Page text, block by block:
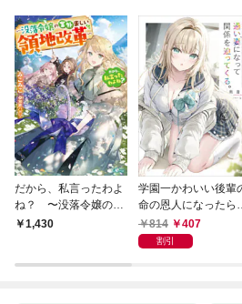
だから、私言ったわよ
ね？ 〜没落令嬢の案
外楽しい領地改革〜
1,430
学園一かわいい後輩
命の恩人になったら、
通い妻になって関係を
迫ってくる。
814 407
割引